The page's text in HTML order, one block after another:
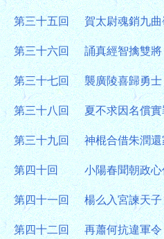
第三十五回 賀太尉魂銷九曲
第三十六回 誦真經智擒雙將
第三十七回 襲廣陵喜歸勇士
第三十八回 夏不求因名償實
第三十九回 神棍合借朱潤還
第四十回 小陽春聞朝政心
第四十一回 楊么入宮諫天子
第四十二回 再蕭何抗違軍令